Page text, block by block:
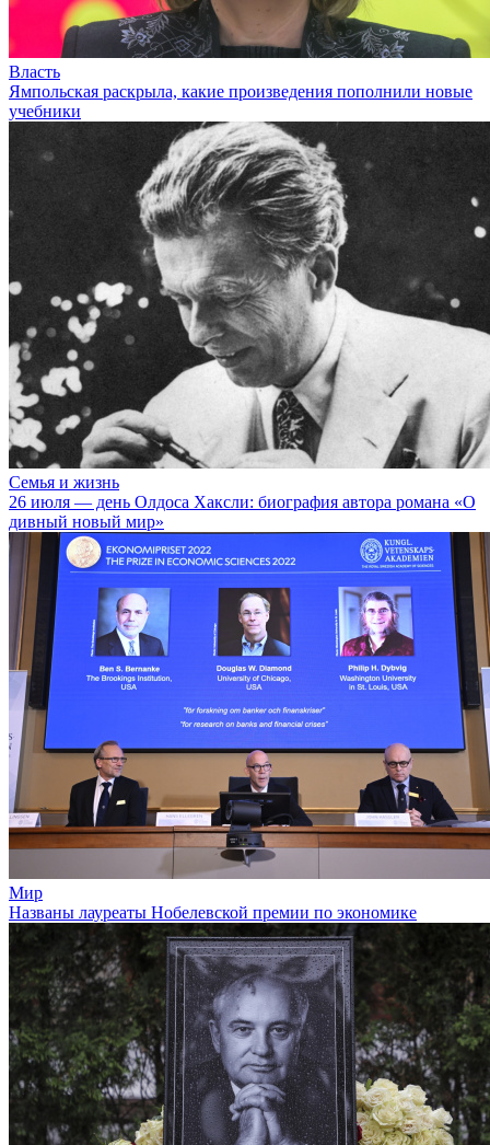
Власть
Ямпольская раскрыла, какие произведения пополнили новые
учебники
Семья и жизнь
26 июля — день Олдоса Хаксли: биография автора романа «О
дивный новый мир»
Мир
Названы лауреаты Нобелевской премии по экономике